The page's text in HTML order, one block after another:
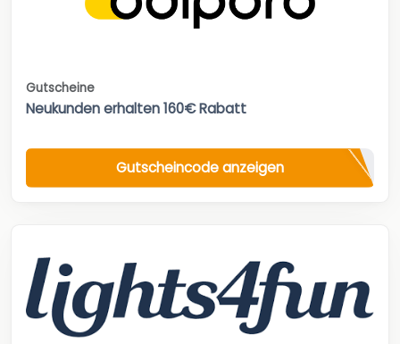
Gutscheine
Neukunden erhalten 160€ Rabatt
Gutscheincode anzeigen